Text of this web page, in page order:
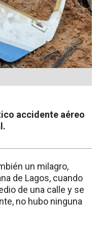
accidente aéreo
un milagro,
de Lagos, cuando
de una calle y se
no hubo ninguna